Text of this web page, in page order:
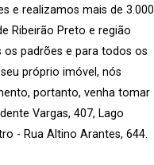
e realizamos mais de 3.000
Ribeirão Preto e região
padrões e para todos os
próprio imóvel, nós
portanto, venha tomar
Vargas, 407, Lago
- Rua Altino Arantes, 644.